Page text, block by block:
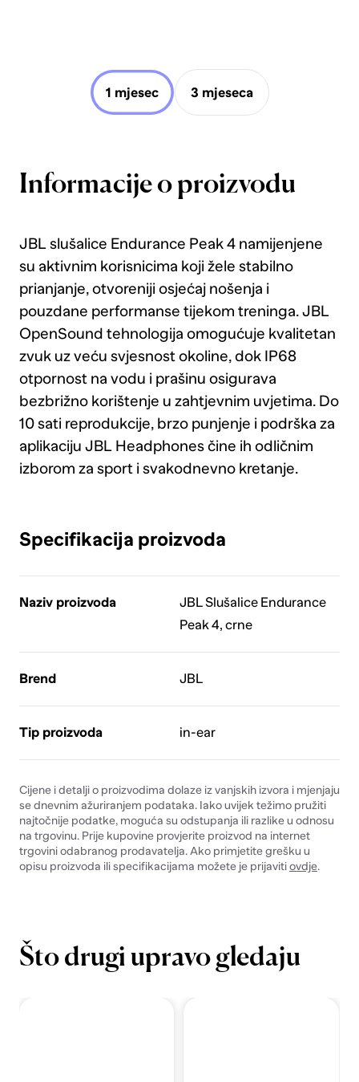
1 mjesec 3 mjeseca
Informacije o proizvodu
JBL slušalice Endurance Peak 4 namijenjene
su aktivnim korisnicima koji žele stabilno
prianjanje, otvoreniji osjećaj nošenja i
pouzdane performanse tijekom treninga. JBL
OpenSound tehnologija omogućuje kvalitetan
zvuk uz veću svjesnost okoline, dok IP68
otpornost na vodu i prašinu osigurava
bezbrižno korištenje u zahtjevnim uvjetima. Do
10 sati reprodukcije, brzo punjenje i podrška za
aplikaciju JBL Headphones čine ih odličnim
izborom za sport i svakodnevno kretanje.
Specifikacija proizvoda
Naziv proizvoda
JBL Slušalice Endurance
Peak 4, crne
Brend JBL
Tip proizvoda in-ear
Cijene i detalji o proizvodima dolaze iz vanjskih izvora i mjenjaju
se dnevnim ažuriranjem podataka. Iako uvijek težimo pružiti
najtočnije podatke, moguća su odstupanja ili razlike u odnosu
na trgovinu. Prije kupovine provjerite proizvod na internet
trgovini odabranog prodavatelja. Ako primjetite grešku u
opisu proizvoda ili specifikacijama možete je prijavitiovdje.
Što drugi upravo gledaju